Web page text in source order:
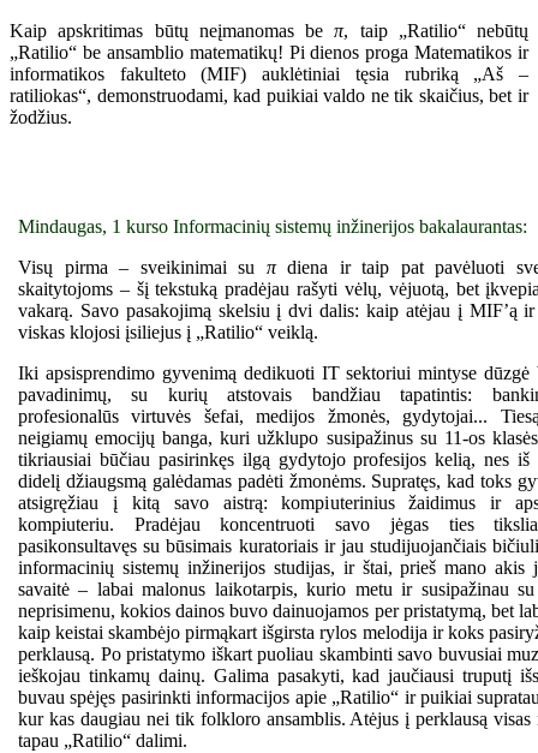
Kaip apskritimas būtų neįmanomas beπ, taip „Ratilio“ nebūtų
„Ratilio“ be ansamblio matematikų! Pi dienos proga Matematikos ir
informatikos fakulteto (MIF) auklėtiniai tęsia rubriką „Aš –
ratiliokas“, demonstruodami, kad puikiai valdo ne tik skaičius, bet ir
žodžius.
Mindaugas, 1 kurso Informacinių sistemų inžinerijos bakalaurantas:
Visų pirma – sveikinimai su πdiena ir taip pat pavėluoti
skaitytojoms – šį tekstuką pradėjau rašyti vėlų, vėjuotą, bet
vakarą. Savo pasakojimą skelsiu į dvi dalis: kaip atėjau į MIF’ą
viskas klojosi įsiliejus į „Ratilio“ veiklą.
Iki apsisprendimo gyvenimą dedikuoti IT sektoriui mintyse dūzgė
pavadinimų, su kurių atstovais bandžiau tapatintis:
profesionalūs virtuvės šefai, medijos žmonės, gydytojai...
neigiamų emocijų banga, kuri užklupo susipažinus su 11-os
tikriausiai būčiau pasirinkęs ilgą gydytojo profesijos kelią, nes iš
didelį džiaugsmą galėdamas padėti žmonėms. Supratęs, kad toks
atsigręžiau į kitą savo aistrą: kompiuterinius žaidimus ir
kompiuteriu. Pradėjau koncentruoti savo jėgas ties
pasikonsultavęs su būsimais kuratoriais ir jau studijuojančiais
informacinių sistemų inžinerijos studijas, ir štai, prieš mano akis
savaitė – labai malonus laikotarpis, kurio metu ir susipažinau
neprisimenu, kokios dainos buvo dainuojamos per pristatymą, bet
kaip keistai skambėjo pirmąkart išgirsta rylos melodija ir koks
perklausą. Po pristatymo iškart puoliau skambinti savo buvusiai
ieškojau tinkamų dainų. Galima pasakyti, kad jaučiausi truputį
buvau spėjęs pasirinkti informacijos apie „Ratilio“ ir puikiai
kur kas daugiau nei tik folkloro ansamblis. Atėjus į perklausą visas
tapau „Ratilio“ dalimi.